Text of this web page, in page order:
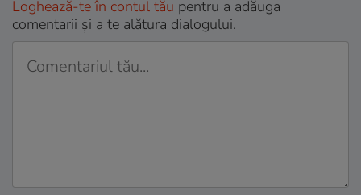
Loghează-te în contul tău pentru a adăuga
comentarii și a te alătura dialogului.